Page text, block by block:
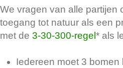
We vragen van alle partijen
toegang tot natuur als een
met de 3-30-300-regel * als
Iedereen moet 3